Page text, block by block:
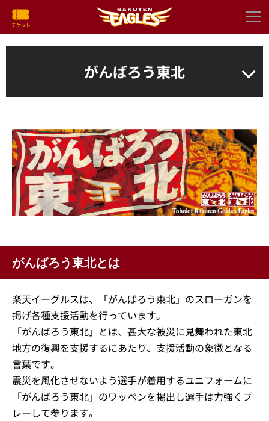
がんばろう東北
がんばろう東北とは
楽天イーグルスは、「がんばろう東北」のスローガンを
掲げ各種支援活動を行っています。
「がんばろう東北」とは、甚大な被災に見舞われた東北
地方の復興を支援するにあたり、支援活動の象徴となる
言葉です。
震災を風化させないよう選手が着用するユニフォームに
「がんばろう東北」のワッペンを掲出し選手は力強くプ
レーして参ります。